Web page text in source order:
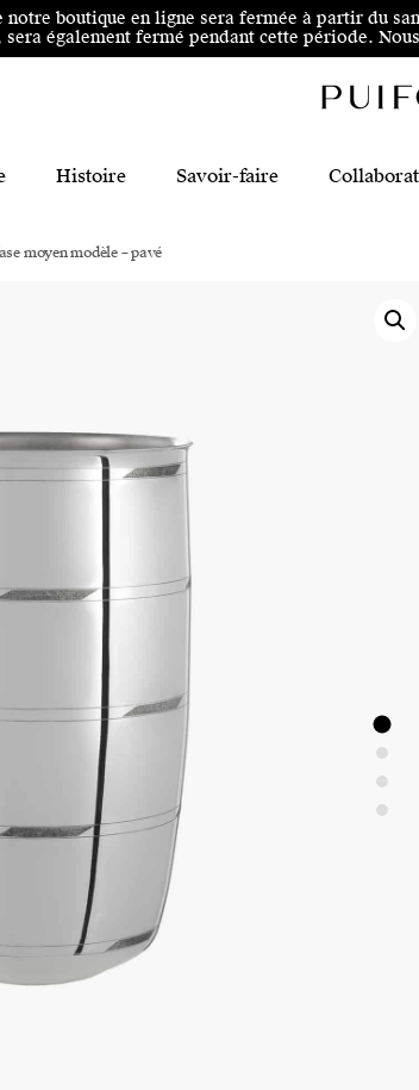
principal Aller au pied de page
boutique en ligne sera fermée à partir du
également fermé pendant cette période.
Histoire Savoir-faire
moyen modèle – pavé